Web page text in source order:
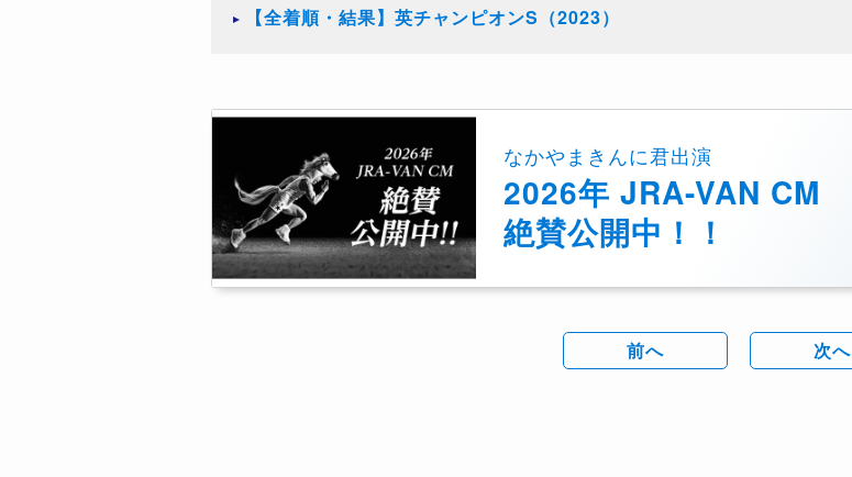
【全着順・結果】英チャンピオンS（2023）
なかやまきんに君出演
2026年 JRA-VAN CM
絶賛公開中！！
前へ 次へ